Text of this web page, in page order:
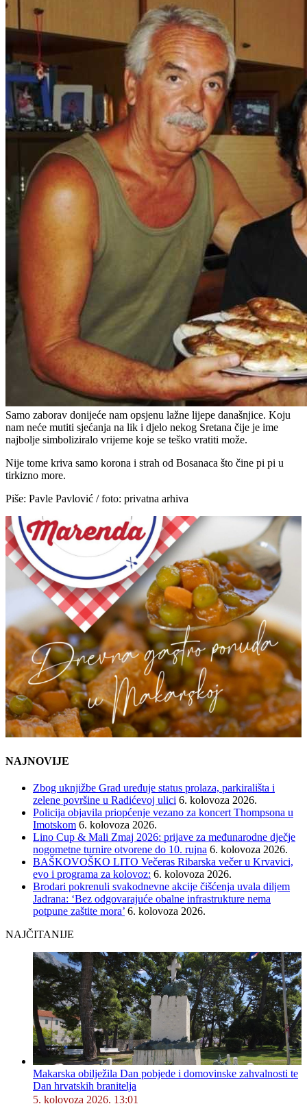
Samo zaborav donijeće nam opsjenu lažne lijepe današnjice. Koju
nam neće mutiti sjećanja na lik i djelo nekog Sretana čije je ime
najbolje simboliziralo vrijeme koje se teško vratiti može.
Nije tome kriva samo korona i strah od Bosanaca što čine pi pi u
tirkizno more.
Piše: Pavle Pavlović / foto: privatna arhiva
NAJNOVIJE
Zbog uknjižbe Grad uređuje status prolaza, parkirališta i
zelene površine u Radićevoj ulici 6. kolovoza 2026.
Policija objavila priopćenje vezano za koncert Thompsona u
Imotskom 6. kolovoza 2026.
Lino Cup & Mali Zmaj 2026: prijave za međunarodne dječje
nogometne turnire otvorene do 10. rujna 6. kolovoza 2026.
BAŠKOVOŠKO LITO Večeras Ribarska večer u Krvavici,
evo i programa za kolovoz: 6. kolovoza 2026.
Brodari pokrenuli svakodnevne akcije čišćenja uvala diljem
Jadrana: ‘Bez odgovarajuće obalne infrastrukture nema
potpune zaštite mora’ 6. kolovoza 2026.
NAJČITANIJE
Makarska obilježila Dan pobjede i domovinske zahvalnosti te
Dan hrvatskih branitelja
5. kolovoza 2026. 13:01